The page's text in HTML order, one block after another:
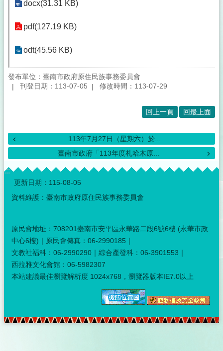
docx(31.31 KB)
pdf(127.19 KB)
odt(45.56 KB)
發布單位：臺南市政府原住民族事務委員會
刊登日期：113-07-05
修改時間：113-07-29
回上一頁 回最上面
113年7月27日（星期六）於...
臺南市政府「113年度札哈木原...
:::
更新日期： 115-08-05
資料維護：臺南市政府原住民族事務委員會
原民會地址：708201臺南市安平區永華路二段6號6樓 (永華市政
中心6樓)｜原民會傳真：06-2990185｜
文教社福科：06-2990290｜綜合產發科：06-3901553｜
西拉雅文化會館：06-5982307
本站建議最佳瀏覽解析度 1024x768，瀏覽器版本IE7.0以上